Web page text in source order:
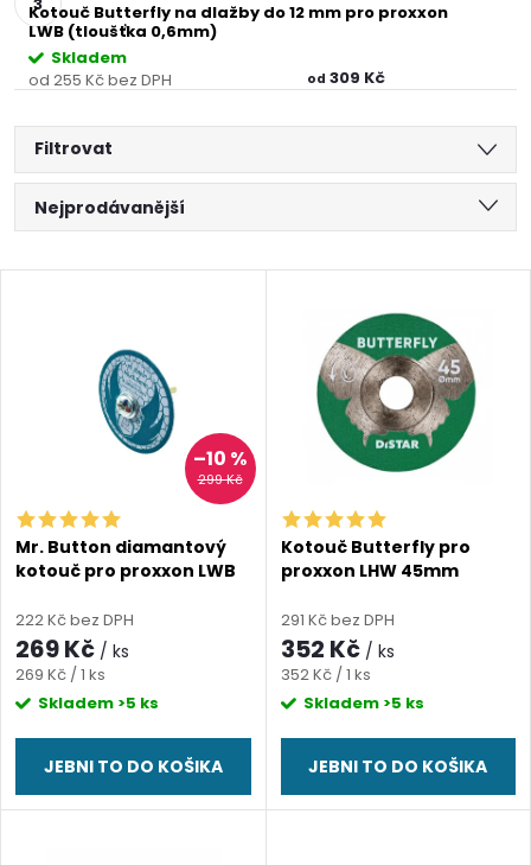
Kotouč Butterfly na dlažby do 12 mm pro proxxon
LWB (tloušťka 0,6mm)
Skladem
od 309 Kč
od 255 Kč bez DPH
Filtrovat
Ř
a
í
p
r
o
d
u
Nejprodávanější
Abecedně
s
p
r
o
u
299 Kč
–10 %
Mr. Button diamantový
kotouč pro proxxon LWB
222 Kč bez DPH
269 Kč / ks
Měrná
cena:
269 Kč / 1 ks
Skladem >5 ks
JEBNI TO DO KOŠIKA
Kotouč Butterfly pro
proxxon LHW 45mm
291 Kč bez DPH
352 Kč / ks
Měrná
cena:
352 Kč / 1 ks
Skladem >5 ks
JEBNI TO DO KOŠIKA